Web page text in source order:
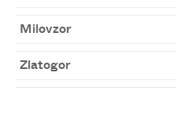
Milovzor
Zlatogor